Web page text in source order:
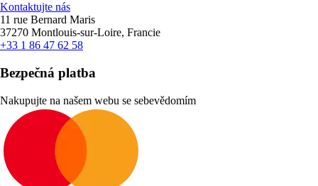
Kontaktujte nás
11 rue Bernard Maris
37270 Montlouis-sur-Loire, Francie
+33 1 86 47 62 58
Bezpečná platba
Nakupujte na našem webu se sebevědomím